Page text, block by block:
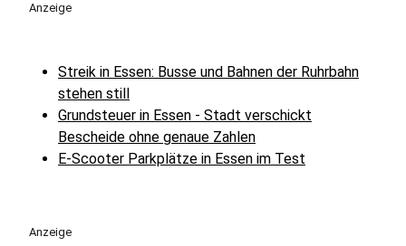
Anzeige
Streik in Essen: Busse und Bahnen der Ruhrbahn
stehen still
Grundsteuer in Essen - Stadt verschickt
Bescheide ohne genaue Zahlen
E-Scooter Parkplätze in Essen im Test
Anzeige